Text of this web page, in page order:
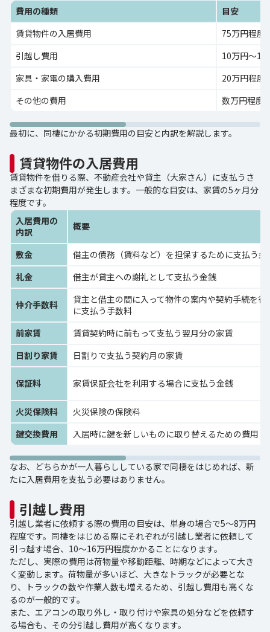
費用の種類
目安
賃貸物件の入居費用
75万円程度
引越し費用
10万円～16
家具・家電の購入費用
20万円程度
その他の費用
数万円程度
最初に、同棲にかかる初期費用の目安と内訳を解説します。
賃貸物件の入居費用
賃貸物件を借りる際、不動産会社や貸主（大家さん）に支払うさ
まざまな初期費用が発生します。一般的な目安は、家賃の5ヶ月分
程度です。
入居費用の
内訳
概要
敷金
借主の債務（賃料など）を担保するために支払う金
礼金
借主が貸主への謝礼として支払う金銭
仲介手数料
貸主と借主の間に入って物件の案内や契約手続を行
に支払う手数料
前家賃
賃貸契約時に前もって支払う翌月分の家賃
日割り家賃
日割りで支払う契約月の家賃
保証料 家賃保証会社を利用する場合に支払う金銭
火災保険料
火災保険の保険料
鍵交換費用
入居時に鍵を新しいものに取り替えるための費用
なお、どちらかが一人暮らししている家で同棲をはじめれば、新
たに入居費用を支払う必要はありません。
引越し費用
引越し業者に依頼する際の費用の目安は、単身の場合で5～8万円
程度です。同棲をはじめる際にそれぞれが引越し業者に依頼して
引っ越す場合、10～16万円程度かかることになります。
ただし、実際の費用は荷物量や移動距離、時期などによって大き
く変動します。荷物量が多いほど、大きなトラックが必要とな
り、トラックの数や作業人数も増えるため、引越し費用も高くな
るのが一般的です。
また、エアコンの取り外し・取り付けや家具の処分などを依頼す
る場合も、その分引越し費用が高くなります。